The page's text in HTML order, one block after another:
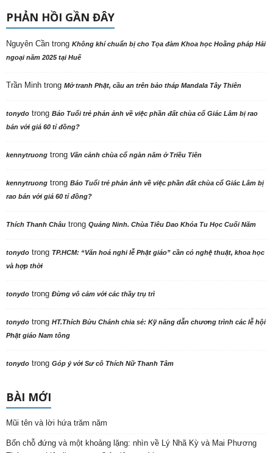
PHẢN HỒI GẦN ĐÂY
Nguyên Cần trong Không khí chuẩn bị cho Tọa đàm Khoa học Hoằng pháp Hải
ngoại năm 2025 tại Huế
Trần Minh trong Mở tranh Phật, cầu an trên bảo tháp Mandala Tây Thiên
tonydo trong Báo Tuổi trẻ phản ảnh về việc phần đất chùa cổ Giác Lâm bị rao
bán với giá 60 tỉ đồng?
kennytruong trong Vãn cảnh chùa cổ ngàn năm ở Triều Tiên
kennytruong trong Báo Tuổi trẻ phản ảnh về việc phần đất chùa cổ Giác Lâm bị
rao bán với giá 60 tỉ đồng?
Thích Thanh Châu trong Quảng Ninh. Chùa Tiêu Dao Khóa Tu Học Cuối Năm
tonydo trong TP.HCM: “Văn hoá nghi lễ Phật giáo” cần có nghệ thuật, khoa học
và hợp thời
tonydo trong Đừng vô cảm với các thầy trụ trì
tonydo trong HT.Thích Bửu Chánh chia sẻ: Kỹ năng dẫn chương trình các lễ hội
Phật giáo Nam tông
tonydo trong Góp ý với Sư cô Thích Nữ Thanh Tâm
BÀI MỚI
Mũi tên và lời hứa trăm năm
Bốn chỗ đứng và một khoảng lặng: nhìn về Lý Nhã Kỳ và Mai Phương